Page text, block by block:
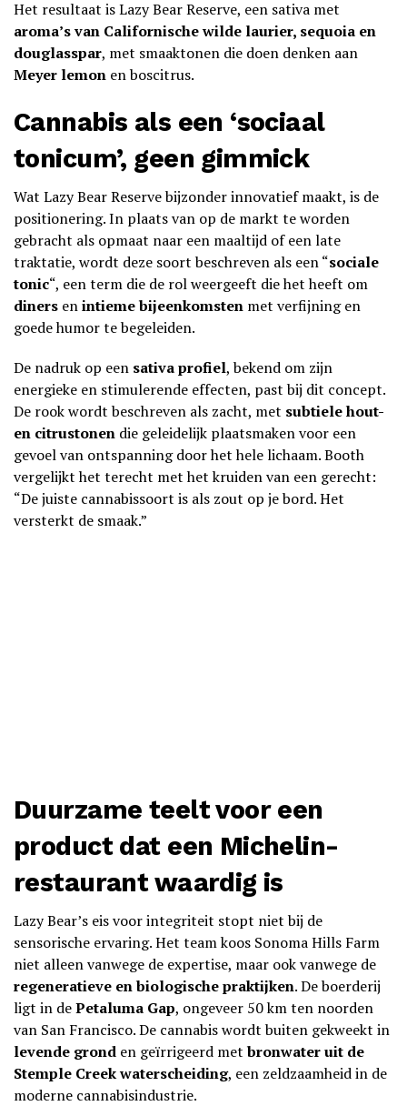
Het resultaat is Lazy Bear Reserve, een sativa met
aroma’s van Californische wilde laurier, sequoia en
douglasspar, met smaaktonen die doen denken aan
Meyer lemon en boscitrus.
Cannabis als een ‘sociaal
tonicum’, geen gimmick
Wat Lazy Bear Reserve bijzonder innovatief maakt, is de
positionering. In plaats van op de markt te worden
gebracht als opmaat naar een maaltijd of een late
traktatie, wordt deze soort beschreven als een “sociale
tonic“, een term die de rol weergeeft die het heeft om
diners enintieme bijeenkomsten met verfijning en
goede humor te begeleiden.
De nadruk op een sativa profiel, bekend om zijn
energieke en stimulerende effecten, past bij dit concept.
De rook wordt beschreven als zacht, met subtiele hout-
en citrustonen die geleidelijk plaatsmaken voor een
gevoel van ontspanning door het hele lichaam. Booth
vergelijkt het terecht met het kruiden van een gerecht:
“De juiste cannabissoort is als zout op je bord. Het
versterkt de smaak.”
Duurzame teelt voor een
product dat een Michelin-
restaurant waardig is
Lazy Bear’s eis voor integriteit stopt niet bij de
sensorische ervaring. Het team koos Sonoma Hills Farm
niet alleen vanwege de expertise, maar ook vanwege de
regeneratieve en biologische praktijken. De boerderij
ligt in dePetaluma Gap, ongeveer 50 km ten noorden
van San Francisco. De cannabis wordt buiten gekweekt in
levende grond en geïrrigeerd metbronwater uit de
Stemple Creek waterscheiding, een zeldzaamheid in de
moderne cannabisindustrie.